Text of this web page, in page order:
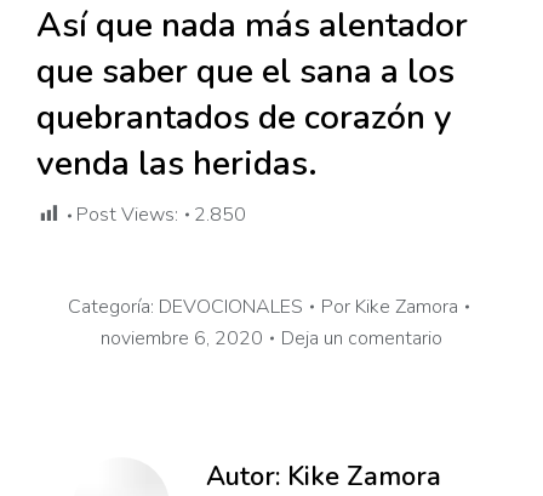
Así que nada más alentador
que saber que el sana a los
quebrantados de corazón y
venda las heridas.
Post Views: 2.850
Categoría: DEVOCIONALES Por Kike Zamora
noviembre 6, 2020
Deja un comentario
Autor: Kike Zamora